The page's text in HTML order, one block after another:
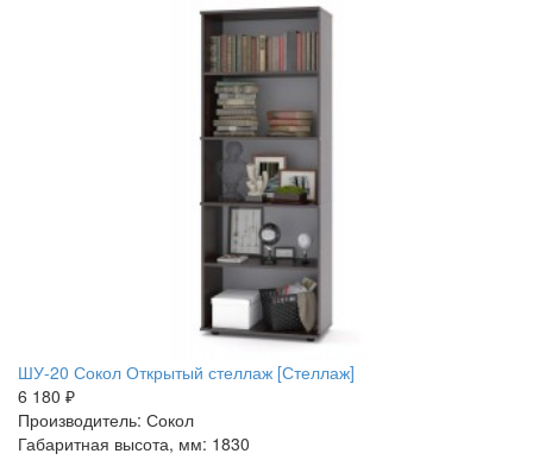
ШУ-20 Сокол Открытый стеллаж [Стеллаж]
6 180 ₽
Производитель: Сокол
Габаритная высота, мм: 1830